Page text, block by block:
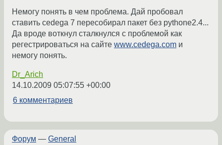
Немогу понять в чем проблема. Дай пробовал
ставить cedega 7 пересобирал пакет без pythone2.4...
Да вроде воткнул сталкнулся с проблемой как
регестрироваться на сайте www.cedega.com и
немогу понять.
Dr_Arich
14.10.2009 05:07:55 +00:00
6 комментариев
Форум — General